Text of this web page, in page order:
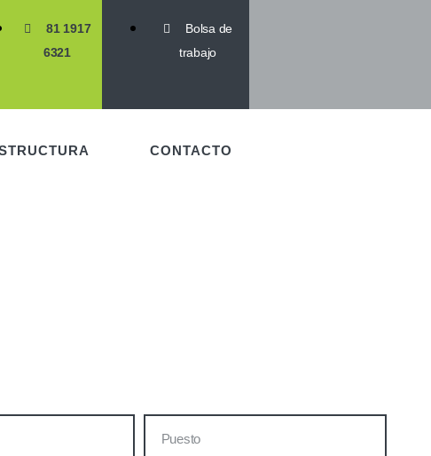
81 1917
6321
Bolsa de
trabajo
CONTACTO